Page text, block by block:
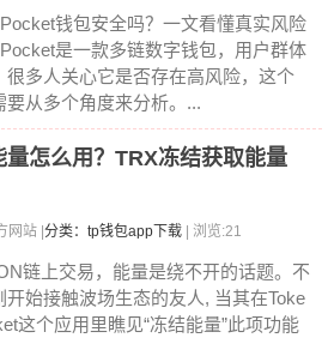
钱包安全吗？一文看懂真实风险
是一款多链数字钱包，用户群体
很多人关心它是否存在高风险，这个
要从多个角度来分析。...
怎么用？TRX冻结获取能量
站 | 分类：tp钱包app下载 | 浏览:21
链上交易，能量是绕不开的话题。不
开始接触波场生态的友人, 当其在Toke
这个应用里瞧见“冻结能量”此项功能